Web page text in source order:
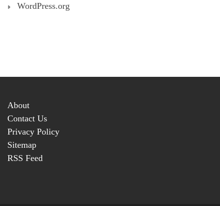
WordPress.org
About
Contact Us
Privacy Policy
Sitemap
RSS Feed